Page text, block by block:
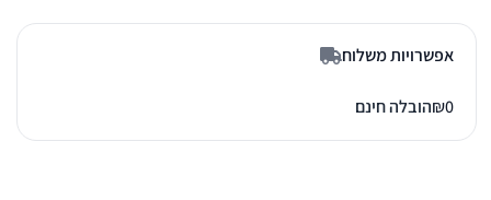
אפשרויות משלוח
₪0 הובלה חינם